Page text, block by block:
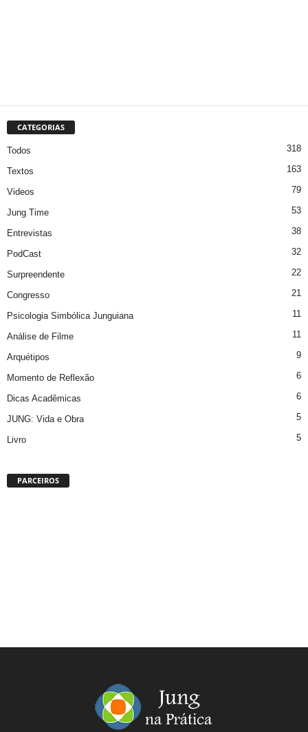
CATEGORIAS
Todos 318
Textos 163
Videos 79
Jung Time 53
Entrevistas 38
PodCast 32
Surpreendente 22
Congresso 21
Psicologia Simbólica Junguiana 11
Análise de Filme 11
Arquétipos 9
Momento de Reflexão 6
Dicas Acadêmicas 6
JUNG: Vida e Obra 5
Livro 5
PARCEIROS